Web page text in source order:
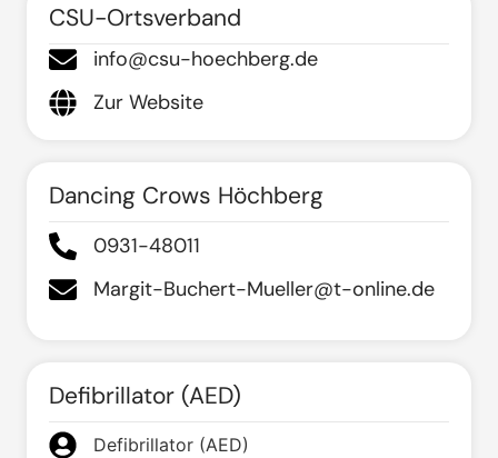
CSU-Ortsverband
info@csu-hoechberg.de
Zur Website
Dancing Crows Höchberg
0931-48011
Margit-Buchert-Mueller@t-online.de
Defibrillator (AED)
Defibrillator (AED)